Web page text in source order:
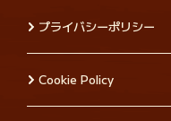
プライバシーポリシー
Cookie Policy